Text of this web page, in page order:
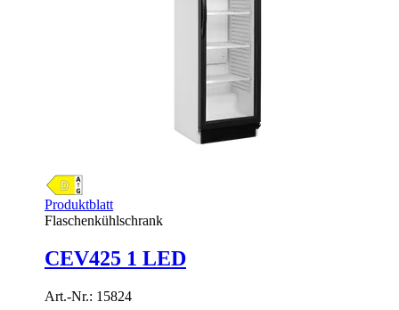
Produktblatt
Flaschenkühlschrank
CEV425 1 LED
Art.-Nr.: 15824